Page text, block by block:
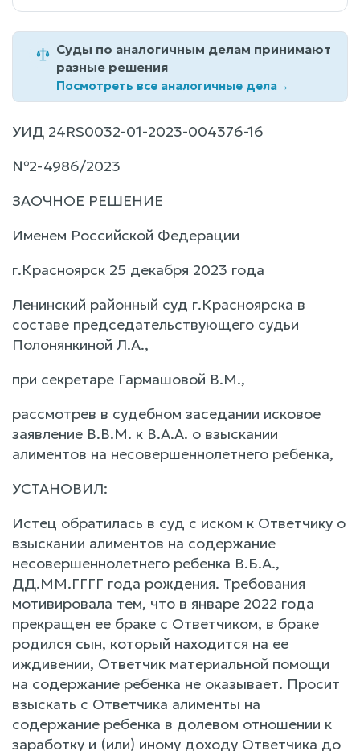
Суды по аналогичным делам принимают
разные решения
Посмотреть все аналогичные дела→
УИД 24RS0032-01-2023-004376-16
№2-4986/2023
ЗАОЧНОЕ РЕШЕНИЕ
Именем Российской Федерации
г.Красноярск 25 декабря 2023 года
Ленинский районный суд г.Красноярска в
составе председательствующего судьи
Полонянкиной Л.А.,
при секретаре Гармашовой В.М.,
рассмотрев в судебном заседании исковое
заявление В.В.М. к В.А.А. о взыскании
алиментов на несовершеннолетнего ребенка,
УСТАНОВИЛ:
Истец обратилась в суд с иском к Ответчику о
взыскании алиментов на содержание
несовершеннолетнего ребенка В.Б.А.,
ДД.ММ.ГГГГ года рождения. Требования
мотивировала тем, что в январе 2022 года
прекращен ее браке с Ответчиком, в браке
родился сын, который находится на ее
иждивении, Ответчик материальной помощи
на содержание ребенка не оказывает. Просит
взыскать с Ответчика алименты на
содержание ребенка в долевом отношении к
заработку и (или) иному доходу Ответчика до